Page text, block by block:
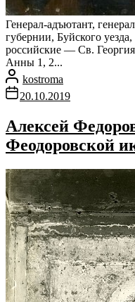
Генерал-адъютант,
губернии, Буйского
российские — Св.
Анны 1, 2...
kostroma
20.10.2019
Алексей
Феодоровской